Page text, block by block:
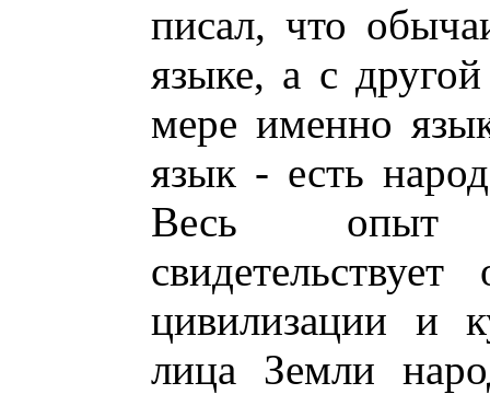
писал, что
языке, а с
мере именно
язык - есть
Весь опыт
цивилизации и
лица Земли